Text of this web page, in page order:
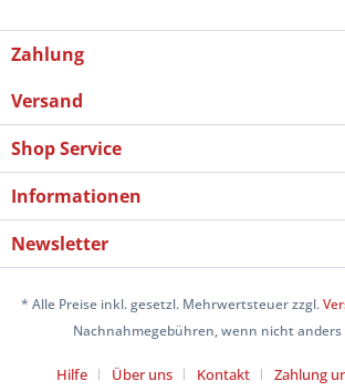
Zahlung
Versand
Shop Service
Informationen
Newsletter
* Alle Preise inkl. gesetzl. Mehrwertsteuer zzgl.
Nachnahmegebühren, wenn nicht anders
Hilfe Über uns Kontakt
Zahlung